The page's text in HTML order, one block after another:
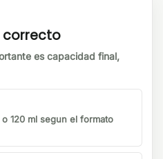
correcto
es capacidad final,
120 ml segun el formato